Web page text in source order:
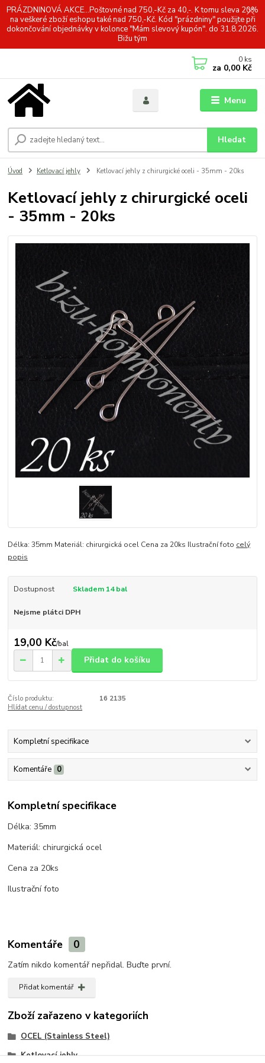
PRÁZDNINOVÁ AKCE...Poštovné nad 750,-Kč za 40,-. K tomu sleva 20%
na veškeré zboží eshopu také nad 750,-Kč. Kód "prázdniny" použijte při
dokončování objednávky v kolonce "Mám slevový kupón". do 31.8.2026.
Bižu tým
Menu
Hledat
0 ks
za 0,00 Kč
Úvod Ketlovací jehly Ketlovací jehly z chirurgické oceli - 35mm - 20ks
Ketlovací jehly z chirurgické oceli
- 35mm - 20ks
Délka: 35mm Materiál: chirurgická ocel Cena za 20ks Ilustrační foto celý
popis
Dostupnost Skladem 14 bal
Nejsme plátci DPH
19,00 Kč/bal
Přidat do košíku
Číslo produktu:
16 2135
Hlídat cenu / dostupnost
Kompletní specifikace
Komentáře 0
Kompletní specifikace
Délka: 35mm
Materiál: chirurgická ocel
Cena za 20ks
Ilustrační foto
Komentáře 0
Zatím nikdo komentář nepřidal. Buďte první.
Přidat komentář
Zboží zařazeno v kategoriích
OCEL (Stainless Steel)
Ketlovací jehly